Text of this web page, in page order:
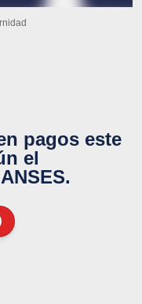
pagos este
el